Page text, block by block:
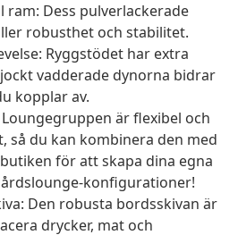
ram: Dess pulverlackerade
robusthet och stabilitet.
Ryggstödet har extra
vadderade dynorna bidrar
kopplar av.
är flexibel och
så du kan kombinera den med
för att skapa dina egna
konfigurationer!
Den robusta bordsskivan är
drycker, mat och